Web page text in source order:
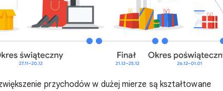
przychodów w dużej mierze są kształtowane